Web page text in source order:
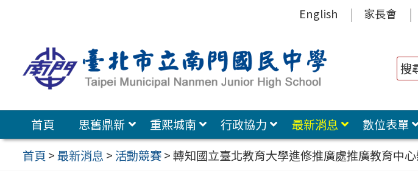
容
區
English 家長會
首頁 思舊鼎新 重熙城南 行政協力 最新消息 數位表單
首頁 >最新消息 > 活動競賽>轉知國立臺北教育大學進修推廣處推廣教育中